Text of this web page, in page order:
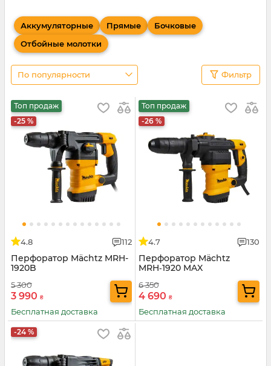
Аккумуляторные Прямые
Бочковые
Отбойные молотки
По популярности Фильтр
Топ продаж
-25 %
4.8 112
Перфоратор Mächtz MRH-
1920B
5 300
3 990 ₴
Бесплатная доставка
Топ продаж
-26 %
4.7 130
Перфоратор Mächtz
MRH‑1920 MAX
6 350
4 690 ₴
Бесплатная доставка
-24 %